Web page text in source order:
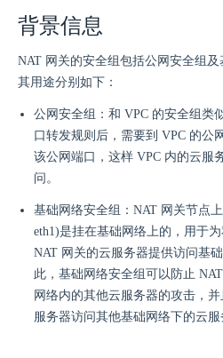
背景信息
NAT 网关的安全组包括公网安全组及
其用途分别如下：
公网安全组：和 VPC 的安全组类
口转发规则后，需要到 VPC 的公
该公网端口，这样 VPC 内的云服
问。
基础网络安全组：NAT 网关节点
eth1)是挂在基础网络上的，用于
NAT 网关的云服务器提供访问基
此，基础网络安全组可以防止
网络内的其他云服务器的攻击，
服务器访问其他基础网络下的云服